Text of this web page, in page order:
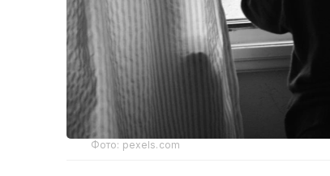
Фото: pexels.com